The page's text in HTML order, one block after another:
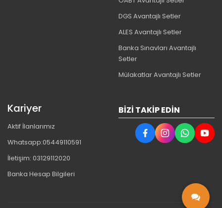
DGS Avantajlı Setler
ALES Avantajlı Setler
Banka Sınavları Avantajlı
Setler
Mülakatlar Avantajlı Setler
Kariyer
Aktif İlanlarımız
Whatsapp:05449110591
İletişim: 03129112020
Banka Hesap Bilgileri
BIZI TAKIP EDIN